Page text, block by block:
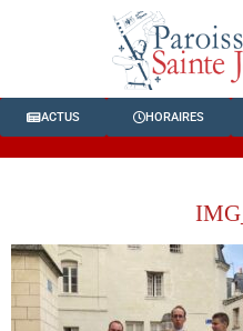
ACTUS HORAIRES